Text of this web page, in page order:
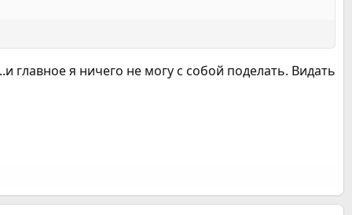
главное я ничего не могу с собой поделать. Видать